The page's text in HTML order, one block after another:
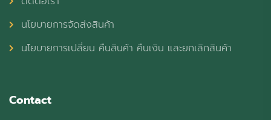
นโยบายการจัดส่งสินค้า
นโยบายการเปลี่ยน คืนสินค้า คืนเงิน และยกเลิกสินค้า
Contact